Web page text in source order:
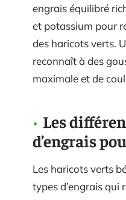
engrais équilibré
et potassium pour
des haricots verts.
reconnaît à des
maximale et de
Les
d’engrais
Les haricots verts
types d’engrais qui